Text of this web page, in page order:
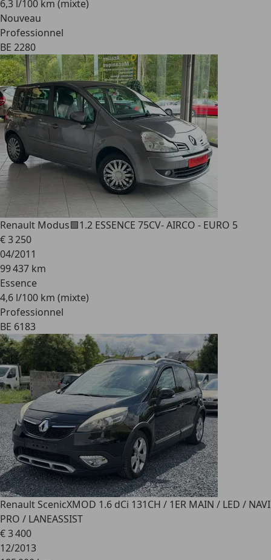
6,3 l/100 km (mixte)
Nouveau
Professionnel
BE 2280
Renault Modus🟩1.2 ESSENCE 75CV- AIRCO - EURO 5
€ 3 250
04/2011
99 437 km
Essence
4,6 l/100 km (mixte)
Professionnel
BE 6183
Renault ScenicXMOD 1.6 dCi 131CH / 1ER MAIN / LED / NAVI
PRO / LANEASSIST
€ 3 400
12/2013